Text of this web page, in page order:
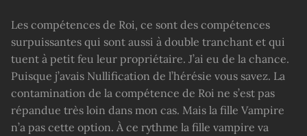
Les compétences de Roi, ce sont des compétences
surpuissantes qui sont aussi à double tranchant et qui
tuent à petit feu leur propriétaire. J’ai eu de la chance.
Puisque j’avais Nullification de l’hérésie vous savez. La
contamination de la compétence de Roi ne s’est pas
répandue très loin dans mon cas. Mais la fille Vampire
n’a pas cette option. À ce rythme la fille vampire va